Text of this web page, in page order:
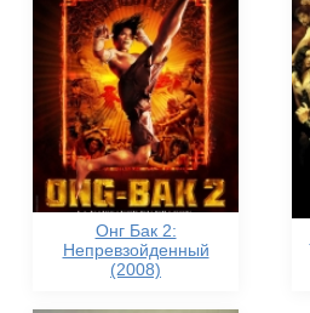
Онг Бак 2:
Непревзойденный
(2008)